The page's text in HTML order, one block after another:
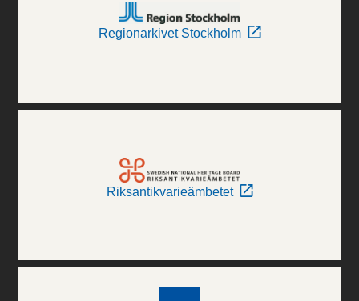
Regionarkivet Stockholm
Riksantikvarieämbetet